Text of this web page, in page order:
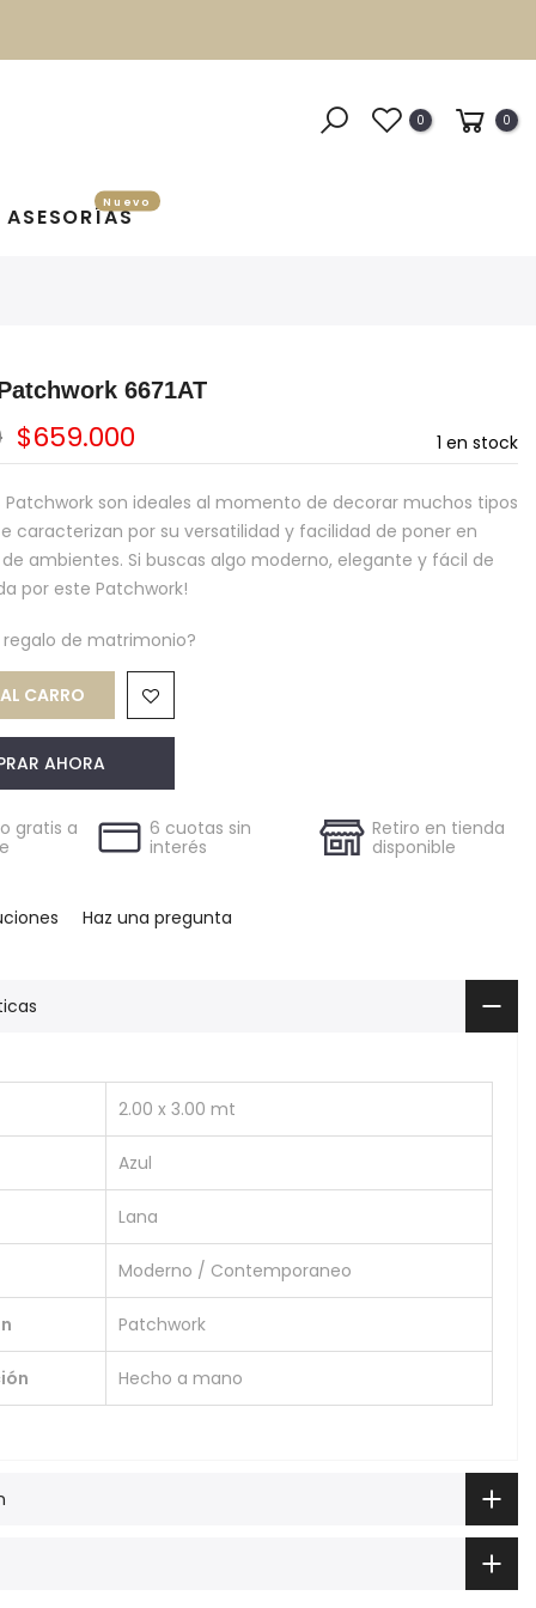
0 0
ASESORÍAS
Nuevo
6671AT
1 en stock
$659.000
Patchwork son ideales al momento de decorar muchos tipos
caracterizan por su versatilidad y facilidad de poner en
ambientes. Si buscas algo moderno, elegante y fácil de
por este Patchwork!
regalo de matrimonio?
CARRO
AHORA
gratis a
6 cuotas sin
interés
Retiro en tienda
disponible
Haz una pregunta
2.00 x 3.00 mt
Azul
Lana
Moderno / Contemporaneo
Patchwork
Hecho a mano